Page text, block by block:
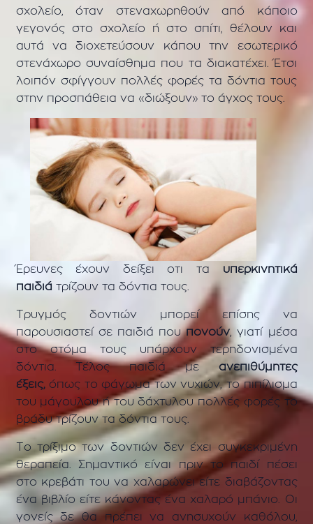
σχολείο, όταν στεναχωρηθούν από κάποιο
γεγονός στο σχολείο ή στο σπίτι, θέλουν και
αυτά να διοχετεύσουν κάπου την εσωτερικό
στενάχωρο συναίσθημα που τα διακατέχει. Έτσι
λοιπόν σφίγγουν πολλές φορές τα δόντια τους
στην προσπάθεια να «διώξουν» το άγχος τους.
Έρευνες έχουν δείξει οτι τα υπερκινητικά
παιδιά τρίζουν τα δόντια τους.
Τρυγμός δοντιών μπορεί επίσης να
παρουσιαστεί σε παιδιά πουπονούν, γιατί μέσα
στο στόμα τους υπάρχουν τερηδονισμένα
δόντια. Τέλος παιδιά με ανεπιθύμητες
έξεις,όπως το φάγωμα των νυχιών, το πιπίλισμα
του μάγουλου ή του δάχτυλου πολλές φορές το
βράδυ τρίζουν τα δόντια τους.
Το τρίξιμο των δοντιών δεν έχει συγκεκριμένη
θεραπεία. Σημαντικό είναι πριν το παιδί πέσει
στο κρεβάτι του να χαλαρώνει είτε διαβάζοντας
ένα βιβλίο είτε κάνοντας ένα χαλαρό μπάνιο. Οι
γονείς δε θα πρέπει να ανησυχούν καθόλου,